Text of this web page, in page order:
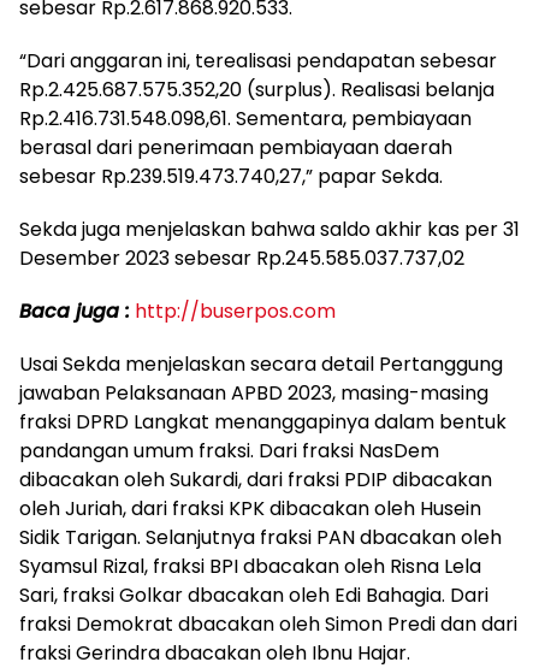
sebesar Rp.2.617.868.920.533.
“Dari anggaran ini, terealisasi pendapatan sebesar
Rp.2.425.687.575.352,20 (surplus). Realisasi belanja
Rp.2.416.731.548.098,61. Sementara, pembiayaan
berasal dari penerimaan pembiayaan daerah
sebesar Rp.239.519.473.740,27,” papar Sekda.
Sekda juga menjelaskan bahwa saldo akhir kas per 31
Desember 2023 sebesar Rp.245.585.037.737,02
Baca juga : http://buserpos.com
Usai Sekda menjelaskan secara detail Pertanggung
jawaban Pelaksanaan APBD 2023, masing-masing
fraksi DPRD Langkat menanggapinya dalam bentuk
pandangan umum fraksi. Dari fraksi NasDem
dibacakan oleh Sukardi, dari fraksi PDIP dibacakan
oleh Juriah, dari fraksi KPK dibacakan oleh Husein
Sidik Tarigan. Selanjutnya fraksi PAN dbacakan oleh
Syamsul Rizal, fraksi BPI dbacakan oleh Risna Lela
Sari, fraksi Golkar dbacakan oleh Edi Bahagia. Dari
fraksi Demokrat dbacakan oleh Simon Predi dan dari
fraksi Gerindra dbacakan oleh Ibnu Hajar.